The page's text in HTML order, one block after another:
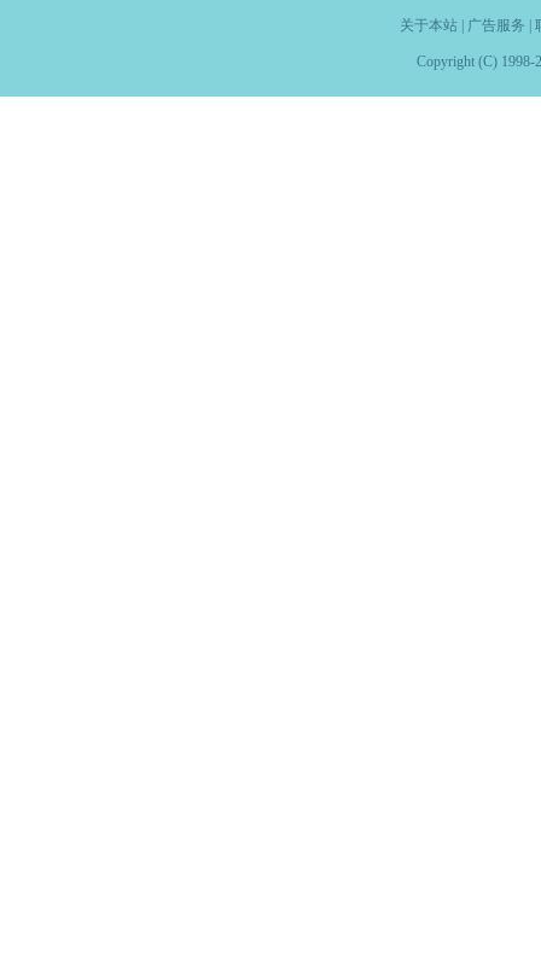
关于本站| 广告服务
Copyright (C) 1998-